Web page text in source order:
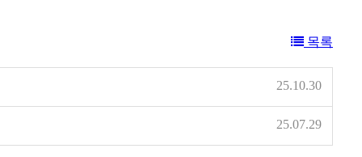
목록
25.10.30
25.07.29